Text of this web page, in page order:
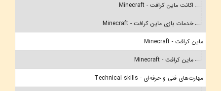
اکانت ماین کرافت - Minecraft
خدمات بازی ماین کرافت - Minecraft
ماین کرافت - Minecraft
ماین کرافت - Minecraft
مهارت‌های فنی و حرفه‌ای - Technical skills